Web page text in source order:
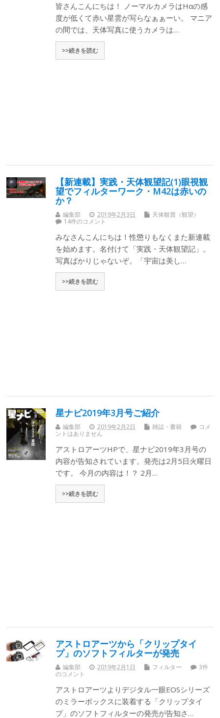
皆さんこんにちは！ ノーマルカメラはHαの感
度が低くて赤い星雲が写らなぁぁーい。 マニア
の間では、天体写真に使うカメラは…
>>続きを読む
【新連載】実践・天体観望記(1)眼視観
望でフィルターワーク・M42は赤いの
か？
編集部 2019年2月3日
天体観賞（観望）
14件のコメント
みなさんこんにちは！性懲りもなくまた新連載
を始めます。名付けて「実践・天体観望記」。
写真ばかりじゃないぞ。「宇宙は美し…
>>続きを読む
星ナビ2019年3月号ご紹介
編集部 2019年2月2日 雑誌・書籍
コメ
ントはありません
アストロアーツHPで、星ナビ2019年3月号の
内容が告知されています。発売は2月5日火曜日
です。 今月の内容は！？ 2月…
>>続きを読む
アストロアーツから「クリップタイ
プ」のソフトフィルターが発売
編集部 2019年2月1日 フィルター
3件
のコメント
アストロアーツよりデジタル一眼EOSシリーズ
のミラーボックスに装着する「クリップタイ
プ」のソフトフィルターの発売が告知さ…